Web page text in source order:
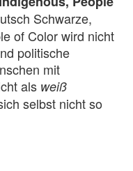
Schwarze,
of Color wird nicht
politische
mit
als weiß
selbst nicht so